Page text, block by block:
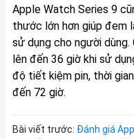
Apple Watch Series 9
thước lớn hơn giúp đem
sử dụng cho người
lên đến 36 giờ khi sử
độ tiết kiệm pin, thời
đến 72 giờ.
Bài viết trước: Đánh giá